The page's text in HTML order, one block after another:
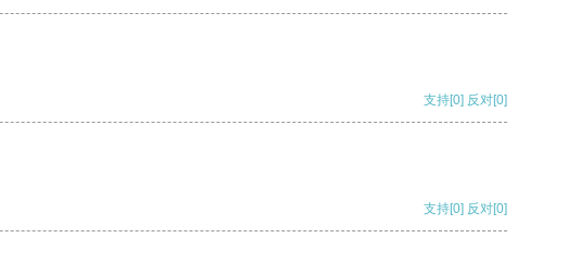
支持[0] 反对[0]
支持[0] 反对[0]